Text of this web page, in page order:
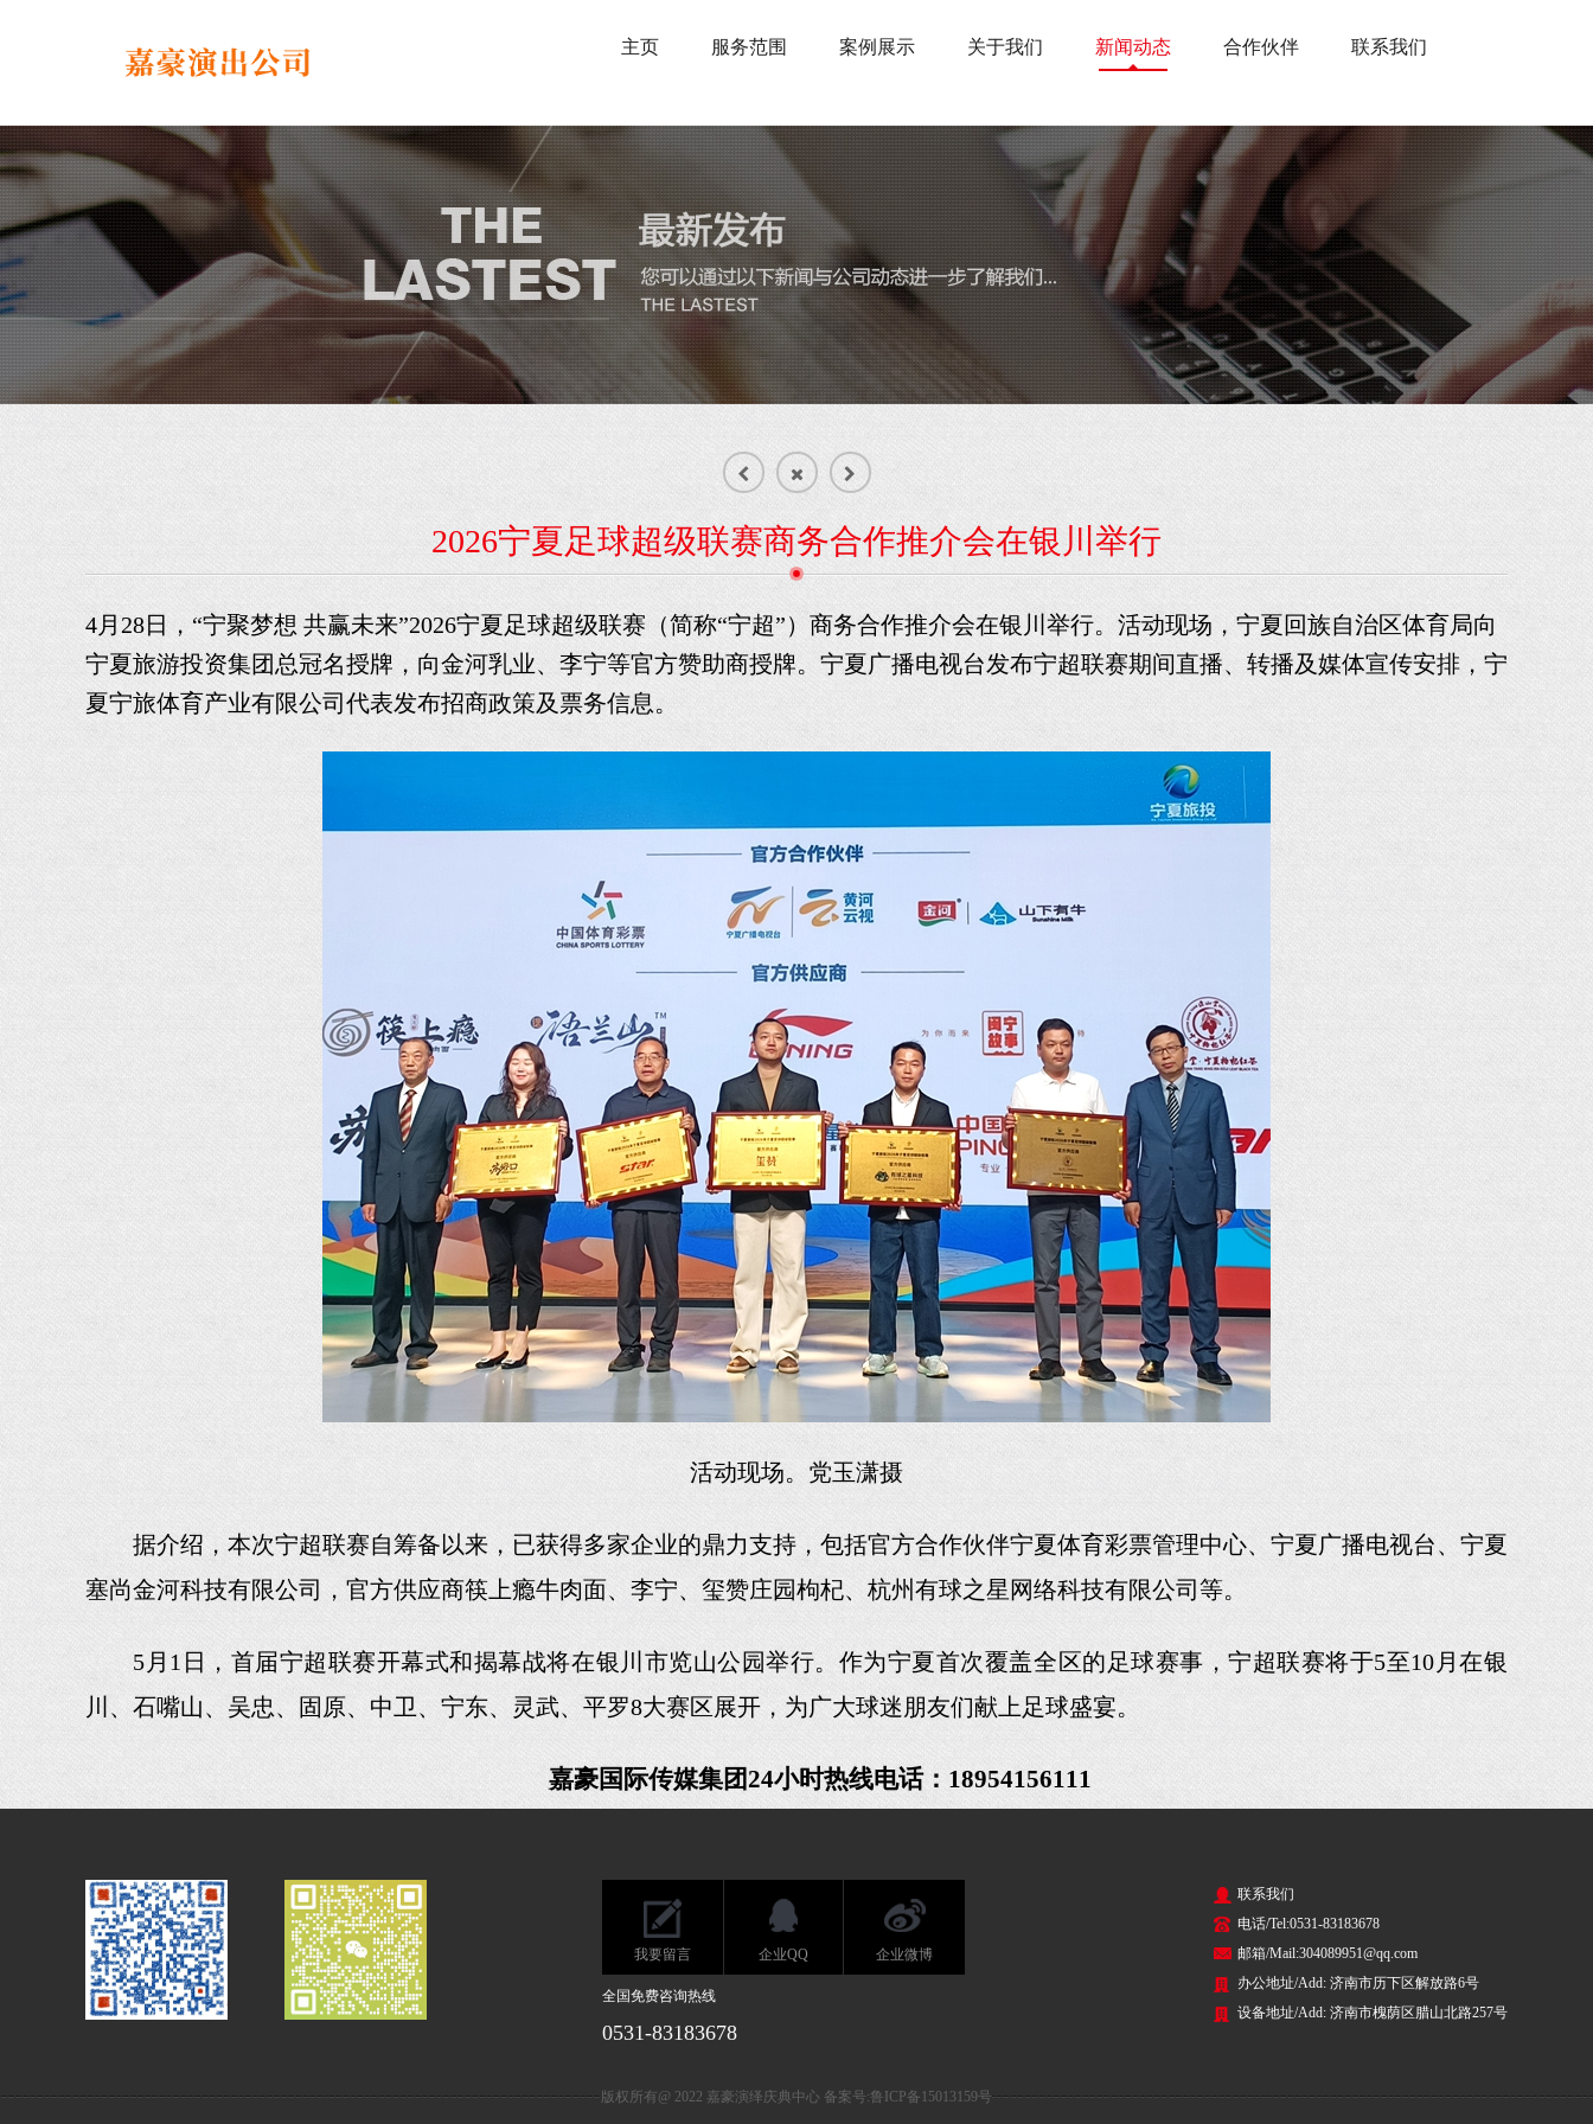
主页 服务范围 案例展示 关于我们 新闻动态 合作伙伴 联系我们
2026宁夏足球超级联赛商务合作推介会在银川举行
4月28日，“宁聚梦想 共赢未来”2026宁夏足球超级联赛（简称“宁超”）商务合作推介会在银川举行。活动现场，宁夏回族自治区体育局向
宁夏旅游投资集团总冠名授牌，向金河乳业、李宁等官方赞助商授牌。宁夏广播电视台发布宁超联赛期间直播、转播及媒体宣传安排，宁
夏宁旅体育产业有限公司代表发布招商政策及票务信息。
活动现场。党玉潇摄
据介绍，本次宁超联赛自筹备以来，已获得多家企业的鼎力支持，包括官方合作伙伴宁夏体育彩票管理中心、宁夏广播电视台、宁夏
塞尚金河科技有限公司，官方供应商筷上瘾牛肉面、李宁、玺赞庄园枸杞、杭州有球之星网络科技有限公司等。
5月1日，首届宁超联赛开幕式和揭幕战将在银川市览山公园举行。作为宁夏首次覆盖全区的足球赛事，宁超联赛将于5至10月在银
川、石嘴山、吴忠、固原、中卫、宁东、灵武、平罗8大赛区展开，为广大球迷朋友们献上足球盛宴。
嘉豪国际传媒集团24小时热线电话： 18954156111
我要留言 企业QQ 企业微博
全国免费咨询热线
0531-83183678
联系我们
电话/Tel:0531-83183678
邮箱/Mail:304089951@qq.com
办公地址/Add: 济南市历下区解放路6号
设备地址/Add: 济南市槐荫区腊山北路257号
版权所有@ 2022 嘉豪演绎庆典中心 备案号:鲁ICP备15013159号